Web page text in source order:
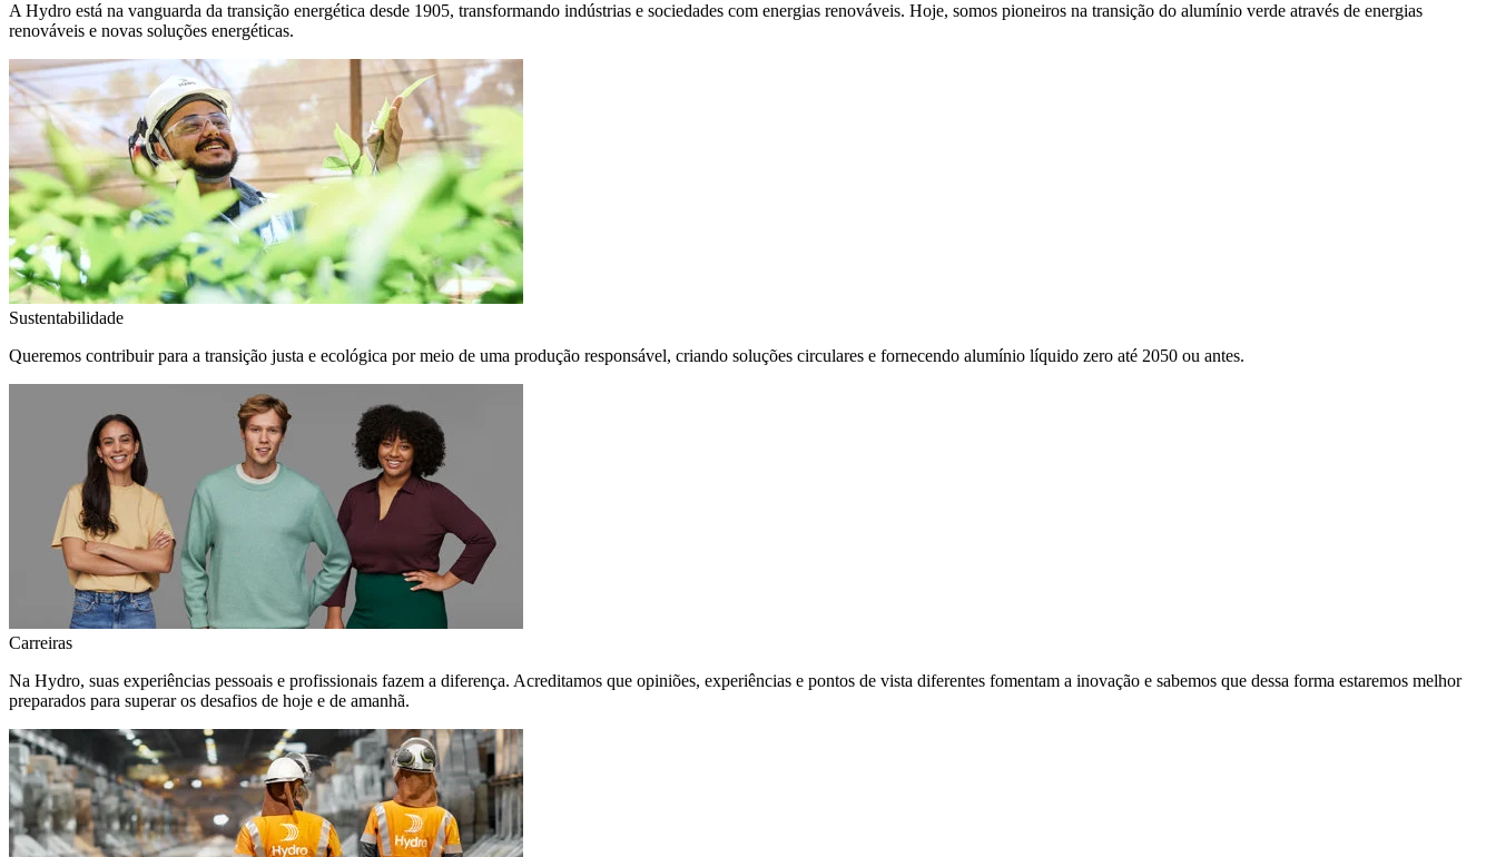
A Hydro está na vanguarda da transição energética desde 1905, transformando indústrias e sociedades com energias renováveis. Hoje, somos pioneiros na transição do alumínio verde através de energias
renováveis e novas soluções energéticas.
Sustentabilidade
Queremos contribuir para a transição justa e ecológica por meio de uma produção responsável, criando soluções circulares e fornecendo alumínio líquido zero até 2050 ou antes.
Carreiras
Na Hydro, suas experiências pessoais e profissionais fazem a diferença. Acreditamos que opiniões, experiências e pontos de vista diferentes fomentam a inovação e sabemos que dessa forma estaremos melhor
preparados para superar os desafios de hoje e de amanhã.